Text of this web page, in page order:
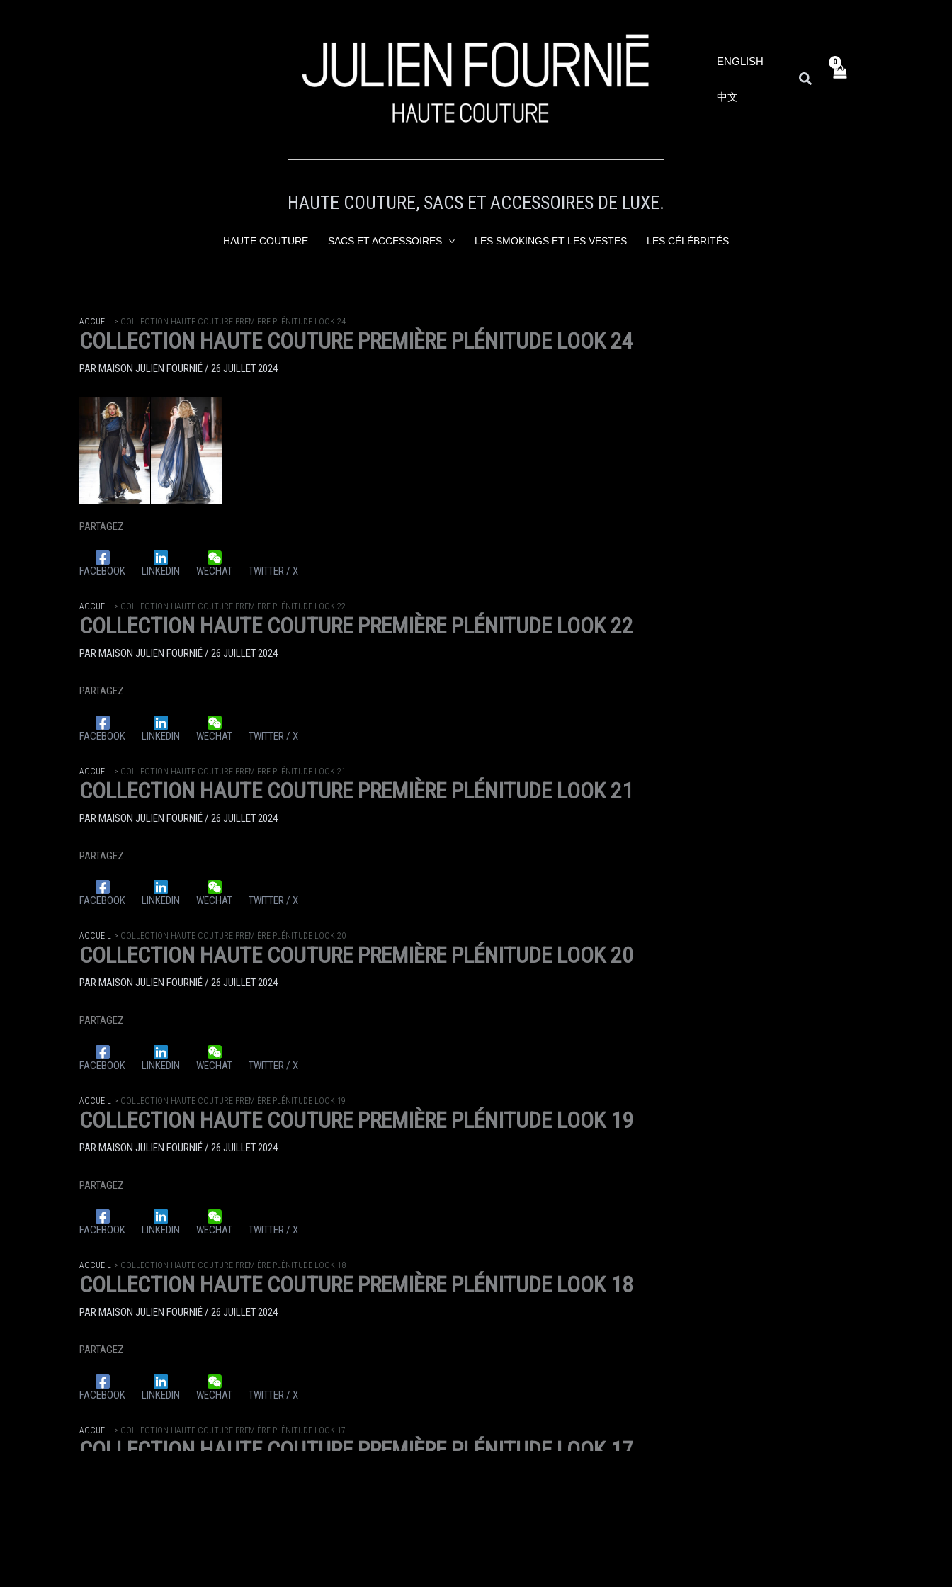
ENGLISH
中文
RECHERCHER
HAUTE COUTURE, SACS ET ACCESSOIRES DE LUXE.
HAUTE COUTURE SACS ET ACCESSOIRES LES SMOKINGS ET LES VESTES LES CÉLÉBRITÉS
ACCUEIL COLLECTION HAUTE COUTURE PREMIÈRE PLÉNITUDE LOOK 24
COLLECTION HAUTE COUTURE PREMIÈRE PLÉNITUDE LOOK 24
PARMAISON JULIEN FOURNIÉ/ 26 JUILLET 2024
PARTAGEZ
FACEBOOK LINKEDIN WECHAT TWITTER / X
ACCUEIL COLLECTION HAUTE COUTURE PREMIÈRE PLÉNITUDE LOOK 22
COLLECTION HAUTE COUTURE PREMIÈRE PLÉNITUDE LOOK 22
PARMAISON JULIEN FOURNIÉ/ 26 JUILLET 2024
PARTAGEZ
FACEBOOK LINKEDIN WECHAT TWITTER / X
ACCUEIL COLLECTION HAUTE COUTURE PREMIÈRE PLÉNITUDE LOOK 21
COLLECTION HAUTE COUTURE PREMIÈRE PLÉNITUDE LOOK 21
PARMAISON JULIEN FOURNIÉ/ 26 JUILLET 2024
PARTAGEZ
FACEBOOK LINKEDIN WECHAT TWITTER / X
ACCUEIL COLLECTION HAUTE COUTURE PREMIÈRE PLÉNITUDE LOOK 20
COLLECTION HAUTE COUTURE PREMIÈRE PLÉNITUDE LOOK 20
PARMAISON JULIEN FOURNIÉ/ 26 JUILLET 2024
PARTAGEZ
FACEBOOK LINKEDIN WECHAT TWITTER / X
ACCUEIL COLLECTION HAUTE COUTURE PREMIÈRE PLÉNITUDE LOOK 19
COLLECTION HAUTE COUTURE PREMIÈRE PLÉNITUDE LOOK 19
PARMAISON JULIEN FOURNIÉ/ 26 JUILLET 2024
PARTAGEZ
FACEBOOK LINKEDIN WECHAT TWITTER / X
ACCUEIL COLLECTION HAUTE COUTURE PREMIÈRE PLÉNITUDE LOOK 18
COLLECTION HAUTE COUTURE PREMIÈRE PLÉNITUDE LOOK 18
PAR MAISON JULIEN FOURNIÉ/ 26 JUILLET 2024
PARTAGEZ
FACEBOOK LINKEDIN WECHAT TWITTER / X
ACCUEIL COLLECTION HAUTE COUTURE PREMIÈRE PLÉNITUDE LOOK 17
COLLECTION HAUTE COUTURE PREMIÈRE PLÉNITUDE LOOK 17